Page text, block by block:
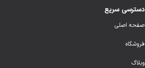
دسترسی سریع
صفحه اصلی
فروشگاه
وبلاگ